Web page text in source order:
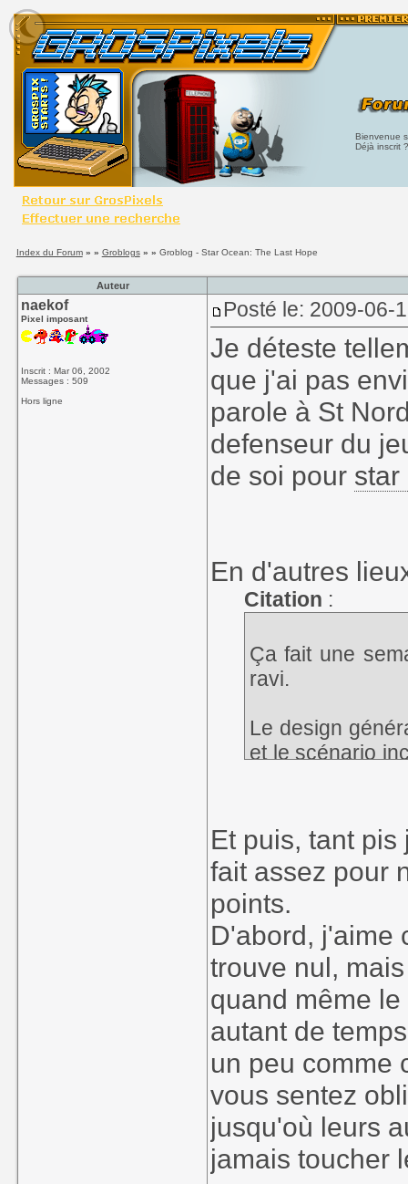
Bienvenue
Déjà inscrit
Index du Forum» » Groblogs» » Groblog - Star Ocean: The Last Hope
Auteur
naekof
Pixel imposant
Inscrit : Mar 06, 2002
Messages : 509
Hors ligne
Posté le: 2009-06-
Je déteste
que j'ai pas
parole à St
defenseur du
de soi pour star
En d'autres
Citation :
Ça fait une
ravi.
Le design
et le scénario
Après avoir
actuelle sur
qu'établir ce
rôle japonais
X².
Beaucoup se
à changer de
évident.
En effet,
un autre ), le
une meilleure
D'ailleurs,
Et puis, tant
fait assez pour
points.
D'abord, j'aime
trouve nul,
quand même
autant de
un peu comme
vous sentez
jusqu'où leurs
jamais toucher